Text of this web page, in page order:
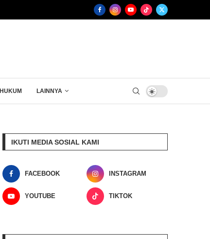
HUKUM LAINNYA
IKUTI MEDIA SOSIAL KAMI
FACEBOOK INSTAGRAM
YOUTUBE TIKTOK